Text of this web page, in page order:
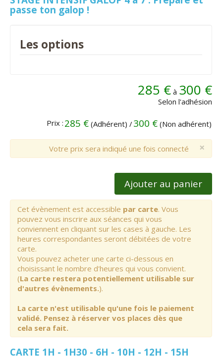
passe ton galop !
Les options
285 € à 300 €
Selon l'adhésion
Prix : 285 € (Adhérent) /300 € (Non adhérent)
×
Votre prix sera indiqué une fois connecté
Ajouter au panier
Cet évènement est accessible par carte. Vous
pouvez vous inscrire aux séances qui vous
conviennent en cliquant sur les cases à gauche. Les
heures correspondantes seront débitées de votre
carte.
Vous pouvez acheter une carte ci-dessous en
choisissant le nombre d'heures qui vous convient.
(La carte restera potentiellement utilisable sur
d'autres évènements.).
La carte n'est utilisable qu'une fois le paiement
validé. Pensez à réserver vos places dès que
cela sera fait.
CARTE 1H - 1H30 - 6H - 10H - 12H - 15H